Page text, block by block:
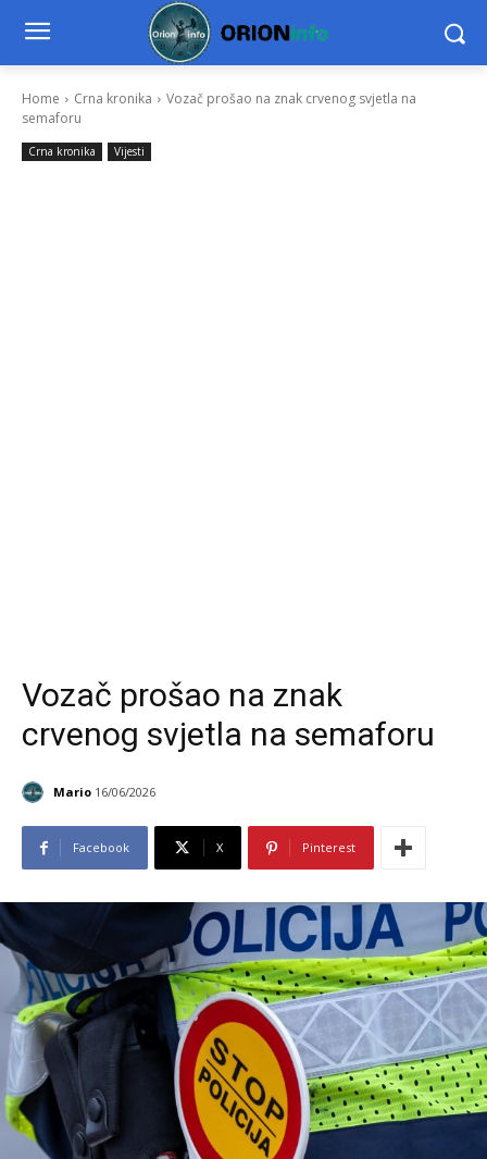
Home Crna kronika
Vozač prošao na znak crvenog svjetla na
semaforu
Crna kronika Vijesti
Vozač prošao na znak
crvenog svjetla na semaforu
Mario 16/06/2026
Facebook X Pinterest